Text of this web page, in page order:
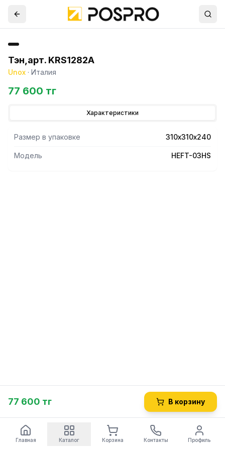
Тэн,арт. KRS1282А
Unox · Италия
77 600 тг
Характеристики
Размер в упаковке 310х310х240
Модель HEFT-03HS
77 600 тг В корзину
Главная Каталог Корзина Контакты Профиль